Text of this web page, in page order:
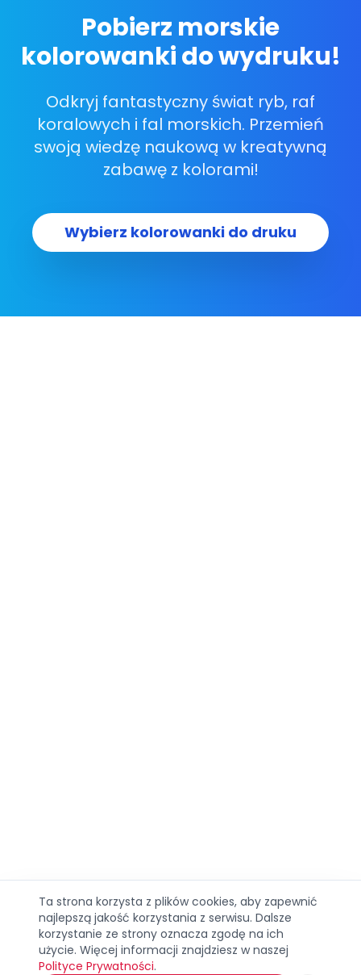
Pobierz morskie
kolorowanki do wydruku!
Odkryj fantastyczny świat ryb, raf
koralowych i fal morskich. Przemień
swoją wiedzę naukową w kreatywną
zabawę z kolorami!
Wybierz kolorowanki do druku
Ta strona korzysta z plików cookies, aby zapewnić
najlepszą jakość korzystania z serwisu. Dalsze
korzystanie ze strony oznacza zgodę na ich
użycie. Więcej informacji znajdziesz w naszej
Polityce Prywatności.